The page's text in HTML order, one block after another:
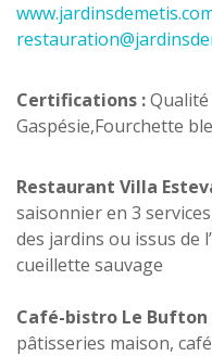
Certifications :
Gaspésie,Fourchette
Restaurant Villa
saisonnier en 3
des jardins ou issus de
cueillette sauvage
Café-bistro Le Bufton
pâtisseries maison,